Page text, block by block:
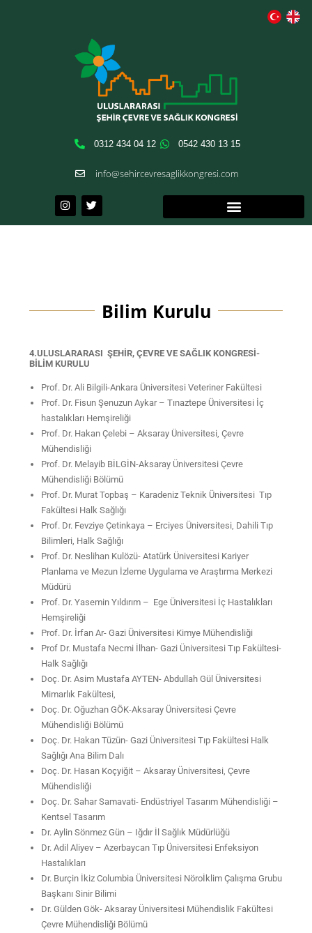
0312 434 04 12 0542 430 13 15
info@sehircevresaglikkongresi.com
Bilim Kurulu
4.ULUSLARARASI ŞEHİR, ÇEVRE VE SAĞLIK KONGRESİ-
BİLİM KURULU
Prof. Dr. Ali Bilgili-Ankara Üniversitesi Veteriner Fakültesi
Prof. Dr. Fisun Şenuzun Aykar – Tınaztepe Üniversitesi İç
hastalıkları Hemşireliği
Prof. Dr. Hakan Çelebi – Aksaray Üniversitesi, Çevre
Mühendisliği
Prof. Dr. Melayib BİLGİN-Aksaray Üniversitesi Çevre
Mühendisliği Bölümü
Prof. Dr. Murat Topbaş – Karadeniz Teknik Üniversitesi Tıp
Fakültesi Halk Sağlığı
Prof. Dr. Fevziye Çetinkaya – Erciyes Üniversitesi, Dahili Tıp
Bilimleri, Halk Sağlığı
Prof. Dr. Neslihan Kulözü- Atatürk Üniversitesi Kariyer
Planlama ve Mezun İzleme Uygulama ve Araştırma Merkezi
Müdürü
Prof. Dr. Yasemin Yıldırım – Ege Üniversitesi İç Hastalıkları
Hemşireliği
Prof. Dr. İrfan Ar- Gazi Üniversitesi Kimye Mühendisliği
Prof Dr. Mustafa Necmi İlhan- Gazi Üniversitesi Tıp Fakültesi-
Halk Sağlığı
Doç. Dr. Asim Mustafa AYTEN- Abdullah Gül Üniversitesi
Mimarlık Fakültesi,
Doç. Dr. Oğuzhan GÖK-Aksaray Üniversitesi Çevre
Mühendisliği Bölümü
Doç. Dr. Hakan Tüzün- Gazi Üniversitesi Tıp Fakültesi Halk
Sağlığı Ana Bilim Dalı
Doç. Dr. Hasan Koçyiğit – Aksaray Üniversitesi, Çevre
Mühendisliği
Doç. Dr. Sahar Samavati- Endüstriyel Tasarım Mühendisliği –
Kentsel Tasarım
Dr. Aylin Sönmez Gün – Iğdır İl Sağlık Müdürlüğü
Dr. Adil Aliyev – Azerbaycan Tıp Üniversitesi Enfeksiyon
Hastalıkları
Dr. Burçin İkiz Columbia Üniversitesi Nöroİklim Çalışma Grubu
Başkanı Sinir Bilimi
Dr. Gülden Gök- Aksaray Üniversitesi Mühendislik Fakültesi
Çevre Mühendisliği Bölümü